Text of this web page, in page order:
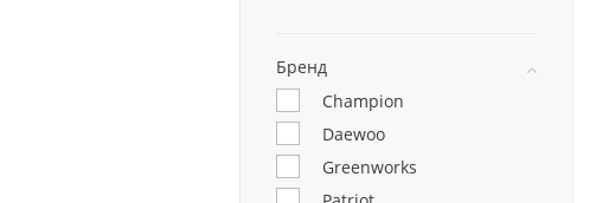
Бренд
Champion
Daewoo
Greenworks